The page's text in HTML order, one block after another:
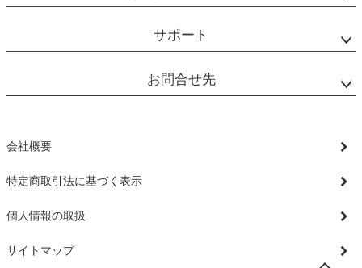
サポート
お問合せ先
会社概要
特定商取引法に基づく表示
個人情報の取扱
サイトマップ